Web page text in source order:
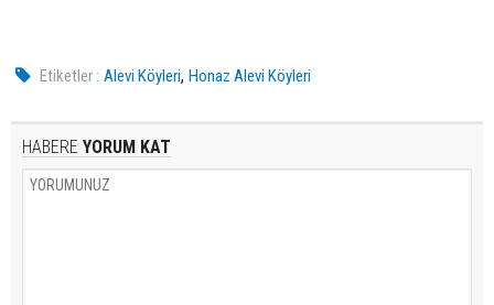
Etiketler : Alevi Köyleri,Honaz Alevi Köyleri
HABERE YORUM KAT